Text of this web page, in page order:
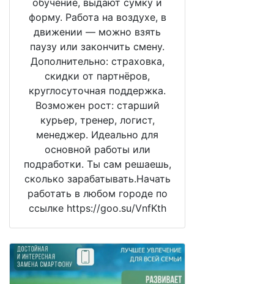
обучение, выдают сумку и
форму. Работа на воздухе, в
движении — можно взять
паузу или закончить смену.
Дополнительно: страховка,
скидки от партнёров,
круглосуточная поддержка.
Возможен рост: старший
курьер, тренер, логист,
менеджер. Идеально для
основной работы или
подработки. Ты сам решаешь,
сколько зарабатывать.Начать
работать в любом городе по
ссылке https://goo.su/VnfKth